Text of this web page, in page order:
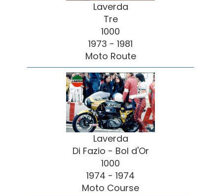
Laverda
Tre
1000
1973 - 1981
Moto Route
Laverda
Di Fazio - Bol d'Or
1000
1974 - 1974
Moto Course